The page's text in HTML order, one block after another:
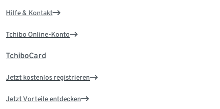
Hilfe & Kontakt
Tchibo Online-Konto
TchiboCard
Jetzt kostenlos registrieren
Jetzt Vorteile entdecken